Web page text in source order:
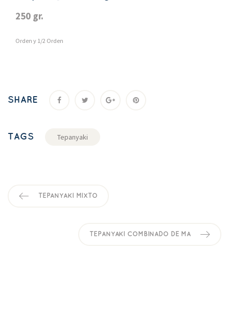
250 gr.
Orden y 1/2 Orden
SHARE
TAGS Tepanyaki
TEPANYAKI MIXTO
TEPANYAKI COMBINADO DE MA